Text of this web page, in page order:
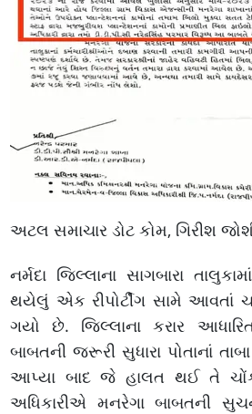
અટલ સમાચાર ડોટ કોમ, ગિરીશ
નર્મદા જિલ્લાના સાગબારા
થયેલું એક રીપોર્ટીંગ સામે આવતાં
ગયો છે. જિલ્લાના કરાર
બાબતની જરૂરી સુધારા પોતાનાં
આપ્યા બાદ જે હાલત થઈ તે
અધિકારીએ મનરેગા બાબતની